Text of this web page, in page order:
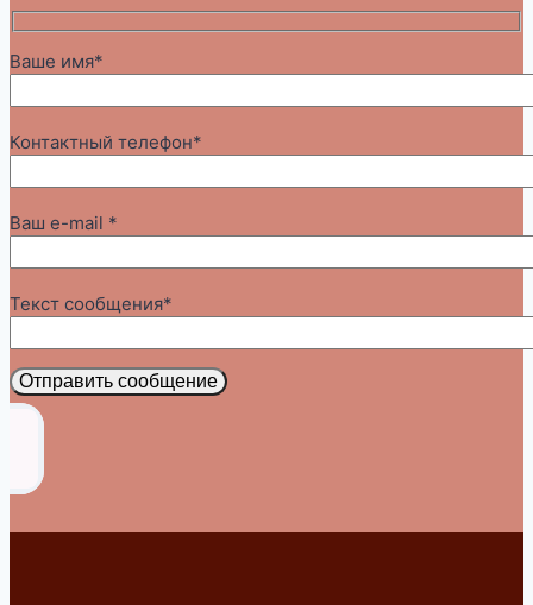
Ваше имя*
Контактный телефон*
Ваш e-mail *
Текст сообщения*
Отправить сообщение